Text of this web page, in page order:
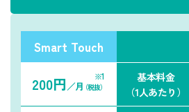
Smart Touch
200円 ／月（税抜）
※1
基本料金
（1人あたり）